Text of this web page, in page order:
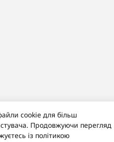
cookie для більш
Продовжуючи перегляд
із політикою